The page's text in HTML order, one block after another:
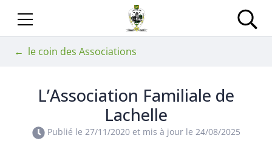
contenu
Site officiel de la
le coin des Associations
L’Association Familiale de
Lachelle
Publié le 27/11/2020et mis à jour le 24/08/2025